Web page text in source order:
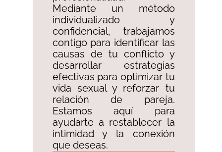
Mediante un método
individualizado y
confidencial, trabajamos
contigo para identificar las
causas de tu conflicto y
desarrollar estrategias
efectivas para optimizar tu
vida sexual y reforzar tu
relación de pareja.
Estamos aquí para
ayudarte a restablecer la
intimidad y la conexión
que deseas.